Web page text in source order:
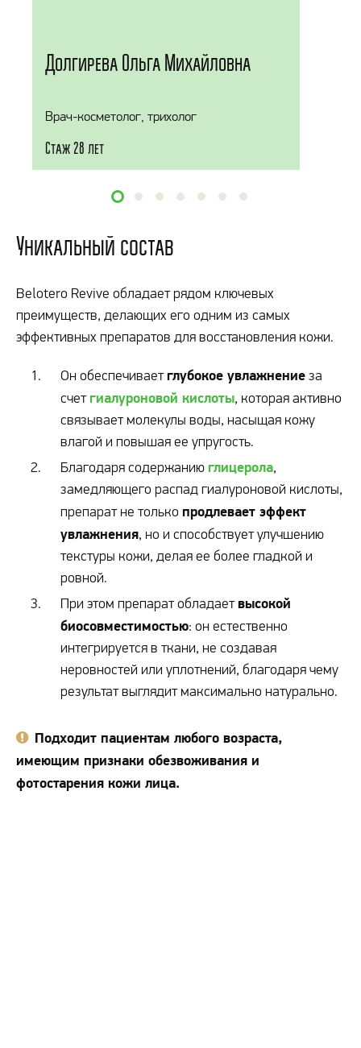
Долгирева Ольга Михайловна
Врач-косметолог, трихолог
Стаж 28 лет
Уникальный состав
Belotero Revive обладает рядом ключевых
преимуществ, делающих его одним из самых
эффективных препаратов для восстановления кожи.
Он обеспечиваетглубокое увлажнение за
счетгиалуроновой кислоты, которая активно
связывает молекулы воды, насыщая кожу
влагой и повышая ее упругость.
Благодаря содержанию глицерола,
замедляющего распад гиалуроновой кислоты,
препарат не только продлевает эффект
увлажнения, но и способствует улучшению
текстуры кожи, делая ее более гладкой и
ровной.
При этом препарат обладаетвысокой
биосовместимостью: он естественно
интегрируется в ткани, не создавая
неровностей или уплотнений, благодаря чему
результат выглядит максимально натурально.
Подходит пациентам любого возраста,
имеющим признаки обезвоживания и
фотостарения кожи лица.